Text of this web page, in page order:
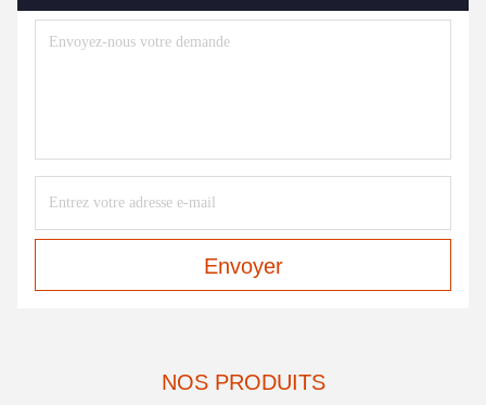
Envoyer
NOS PRODUITS